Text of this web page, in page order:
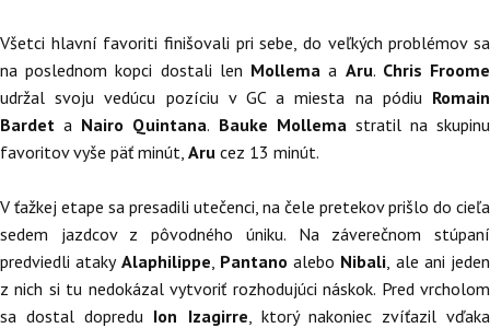
Všetci hlavní favoriti finišovali pri sebe, do veľkých problémov sa
na poslednom kopci dostali len Mollema a Aru. Chris Froome
udržal svoju vedúcu pozíciu v GC a miesta na pódiu Romain
Bardet a Nairo Quintana. Bauke Mollema stratil na skupinu
favoritov vyše päť minút, Aru cez 13 minút.
V ťažkej etape sa presadili utečenci, na čele pretekov prišlo do cieľa
sedem jazdcov z pôvodného úniku. Na záverečnom stúpaní
predviedli ataky Alaphilippe Pantano alebo Nibali , ale ani jeden
z nich si tu nedokázal vytvoriť rozhodujúci náskok. Pred vrcholom
sa dostal dopredu Ion Izagirre , ktorý nakoniec zvíťazil vďaka